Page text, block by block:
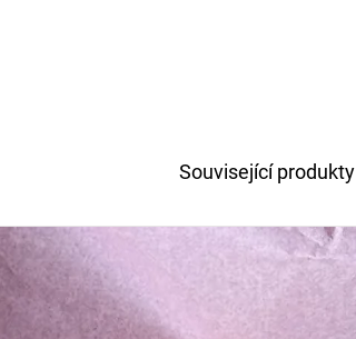
Související produkty